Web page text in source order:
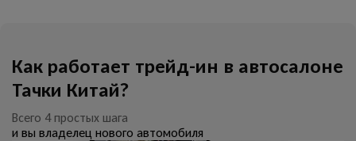
Как работает трейд-ин в автосалоне
Тачки Китай?
Всего 4 простых шага
и вы владелец нового автомобиля